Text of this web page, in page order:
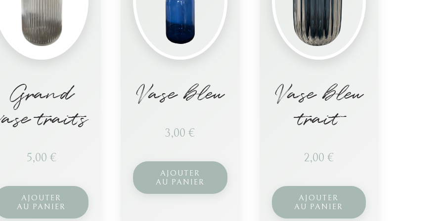
Grand
traits
5,00 €
AJOUTER
AU PANIER
Vase bleu
3,00€
AJOUTER
AU PANIER
Vase bleu
trait
2,00 €
AJOUTER
AU PANIER